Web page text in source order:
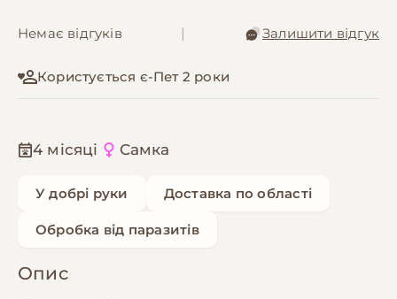
Немає відгуків Залишити відгук
Користується є-Пет 2 роки
4 місяці Самка
У добрі руки Доставка по області
Обробка від паразитів
Опис